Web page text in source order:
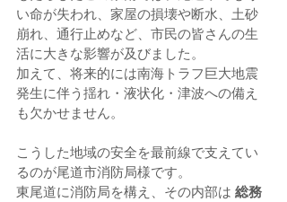
い命が失われ、家屋の損壊や断水、土砂
崩れ、通行止めなど、市民の皆さんの生
活に大きな影響が及びました。
加えて、将来的には南海トラフ巨大地震
発生に伴う揺れ・液状化・津波への備え
も欠かせません。
こうした地域の安全を最前線で支えてい
るのが尾道市消防局様です。
東尾道に消防局を構え、その内部は 総務